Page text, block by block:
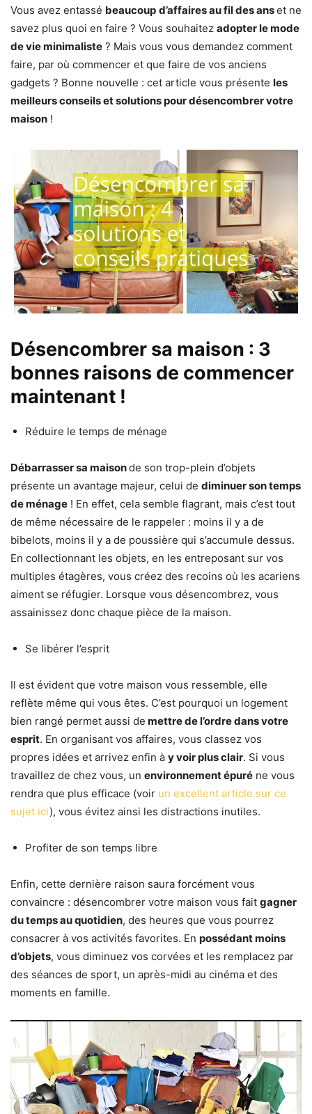
Vous avez entassé beaucoup d’affaires au fil des anset ne
savez plus quoi en faire ? Vous souhaitez adopter le mode
de vie minimaliste ? Mais vous vous demandez comment
faire, par où commencer et que faire de vos anciens
gadgets ? Bonne nouvelle : cet article vous présente les
meilleurs conseils et solutions pour désencombrer votre
maison !
Désencombrer sa maison : 3
bonnes raisons de commencer
maintenant !
Réduire le temps de ménage
Débarrasser sa maisonde son trop-plein d’objets
présente un avantage majeur, celui de diminuer son temps
de ménage ! En effet, cela semble flagrant, mais c’est tout
de même nécessaire de le rappeler : moins il y a de
bibelots, moins il y a de poussière qui s’accumule dessus.
En collectionnant les objets, en les entreposant sur vos
multiples étagères, vous créez des recoins où les acariens
aiment se réfugier. Lorsque vous désencombrez, vous
assainissez donc chaque pièce de la maison.
Se libérer l’esprit
Il est évident que votre maison vous ressemble, elle
reflète même qui vous êtes. C’est pourquoi un logement
bien rangé permet aussi de mettre de l’ordre dans votre
esprit. En organisant vos affaires, vous classez vos
propres idées et arrivez enfin à y voir plus clair. Si vous
travaillez de chez vous, un environnement épuré ne vous
rendra que plus efficace (voir un excellent article sur ce
sujet ici), vous évitez ainsi les distractions inutiles.
Profiter de son temps libre
Enfin, cette dernière raison saura forcément vous
convaincre : désencombrer votre maison vous fait gagner
du temps au quotidien, des heures que vous pourrez
consacrer à vos activités favorites. En possédant moins
d’objets, vous diminuez vos corvées et les remplacez par
des séances de sport, un après-midi au cinéma et des
moments en famille.